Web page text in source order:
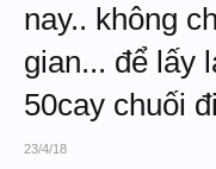
nay.. không
gian... để lấy
50cay chuối
23/4/18